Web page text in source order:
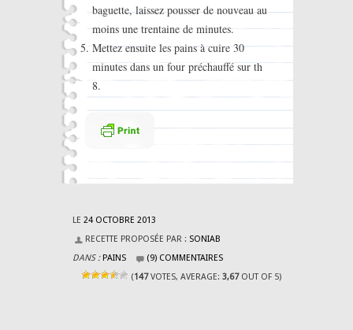
baguette, laissez pousser de nouveau au
moins une trentaine de minutes.
Mettez ensuite les pains à cuire 30
minutes dans un four préchauffé sur th
8.
LE 24 OCTOBRE 2013
RECETTE PROPOSÉE PAR : SONIAB
DANS : PAINS
(9) COMMENTAIRES
(147VOTES, AVERAGE: 3,67OUT OF 5)